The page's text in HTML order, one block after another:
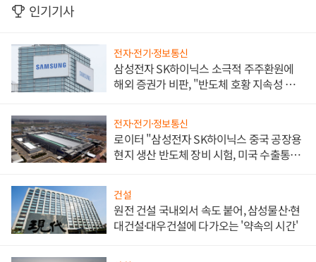
인기기사
전자·전기·정보통신
삼성전자 SK하이닉스 소극적 주주환원에
해외 증권가 비판, "반도체 호황 지속성 의
전자·전기·정보통신
로이터 "삼성전자 SK하이닉스 중국 공장용
현지 생산 반도체 장비 시험, 미국 수출통제
건설
원전 건설 국내외서 속도 붙어, 삼성물산·현
대건설·대우건설에 다가오는 '약속의 시간'